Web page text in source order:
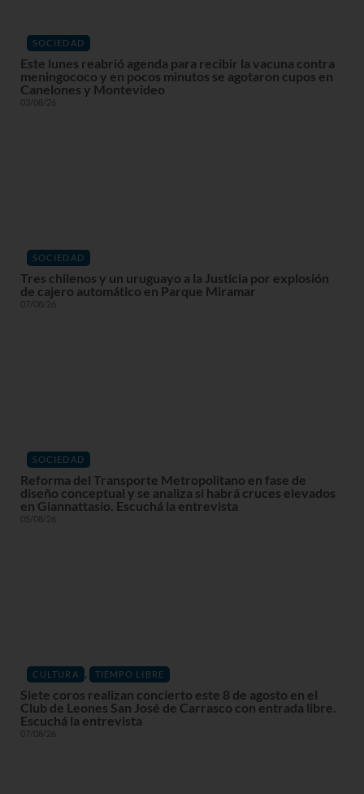
SOCIEDAD
Este lunes reabrió agenda para recibir la vacuna contra
meningococo y en pocos minutos se agotaron cupos en
Canelones y Montevideo
03/08/26
SOCIEDAD
Tres chilenos y un uruguayo a la Justicia por explosión
de cajero automático en Parque Miramar
07/08/26
SOCIEDAD
Reforma del Transporte Metropolitano en fase de
diseño conceptual y se analiza si habrá cruces elevados
en Giannattasio. Escuchá la entrevista
05/08/26
CULTURA , TIEMPO LIBRE
Siete coros realizan concierto este 8 de agosto en el
Club de Leones San José de Carrasco con entrada libre.
Escuchá la entrevista
07/08/26